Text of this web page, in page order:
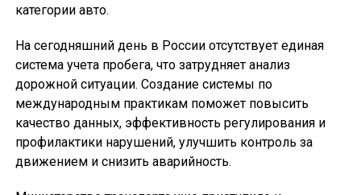
категории авто.
На сегодняшний день в России отсутствует единая
система учета пробега, что затрудняет анализ
дорожной ситуации. Создание системы по
международным практикам поможет повысить
качество данных, эффективность регулирования и
профилактики нарушений, улучшить контроль за
движением и снизить аварийность.